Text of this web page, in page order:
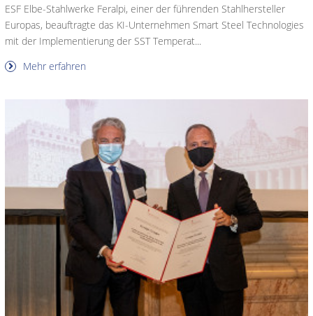
ESF Elbe-Stahlwerke Feralpi, einer der führenden Stahlhersteller
Europas, beauftragte das KI-Unternehmen Smart Steel Technologies
mit der Implementierung der SST Temperat...
Mehr erfahren